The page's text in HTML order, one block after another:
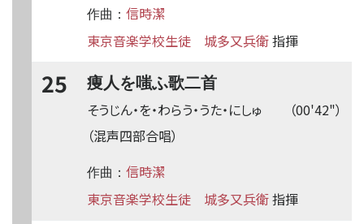
作曲： 信時潔
東京音楽学校生徒
城多又兵衛指揮
25 痩人を嗤ふ歌二首
（00'42"）
そうじん・を・わらう・うた・にしゅ
（混声四部合唱）
作曲： 信時潔
東京音楽学校生徒
城多又兵衛指揮